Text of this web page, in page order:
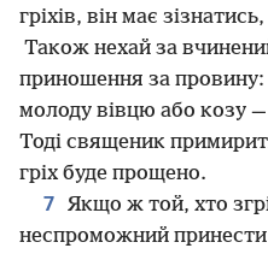
гріхів, він має зізнатись,
Також нехай за
приношення за провину:
молоду вівцю або козу
Тоді священик
гріх буде прощено.
7 Якщо ж той, хто
неспроможний принести